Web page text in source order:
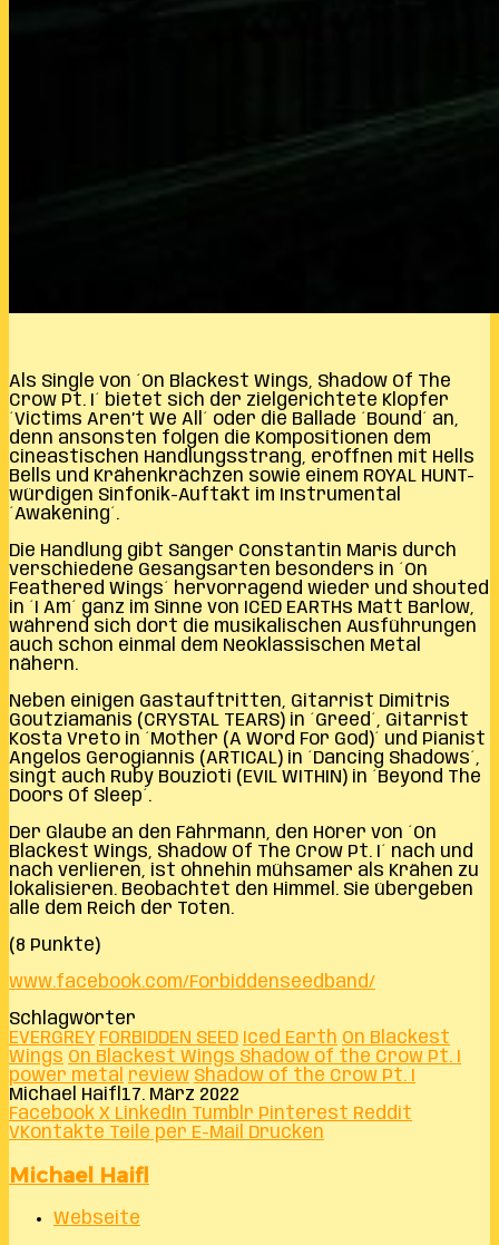
Als Single von ´On Blackest Wings, Shadow Of The
Crow Pt. I´ bietet sich der zielgerichtete Klopfer
´Victims Aren’t We All´ oder die Ballade ´Bound´ an,
denn ansonsten folgen die Kompositionen dem
cineastischen Handlungsstrang, eröffnen mit Hells
Bells und Krähenkrächzen sowie einem ROYAL HUNT-
würdigen Sinfonik-Auftakt im Instrumental
´Awakening´.
Die Handlung gibt Sänger Constantin Maris durch
verschiedene Gesangsarten besonders in ´On
Feathered Wings´ hervorragend wieder und shouted
in ´I Am´ ganz im Sinne von ICED EARTHs Matt Barlow,
während sich dort die musikalischen Ausführungen
auch schon einmal dem Neoklassischen Metal
nähern.
Neben einigen Gastauftritten, Gitarrist Dimitris
Goutziamanis (CRYSTAL TEARS) in ´Greed´, Gitarrist
Kosta Vreto in ´Mother (A Word For God)´ und Pianist
Angelos Gerogiannis (ARTICAL) in ´Dancing Shadows´,
singt auch Ruby Bouzioti (EVIL WITHIN) in ´Beyond The
Doors Of Sleep´.
Der Glaube an den Fährmann, den Hörer von ´On
Blackest Wings, Shadow Of The Crow Pt. I´ nach und
nach verlieren, ist ohnehin mühsamer als Krähen zu
lokalisieren. Beobachtet den Himmel. Sie übergeben
alle dem Reich der Toten.
(8 Punkte)
www.facebook.com/Forbiddenseedband/
Schlagwörter
EVERGREY FORBIDDEN SEED Iced Earth On Blackest
Wings On Blackest Wings Shadow of the Crow Pt. I
power metal review Shadow of the Crow Pt. I
Michael Haifl 17. März 2022
Facebook X LinkedIn Tumblr Pinterest Reddit
VKontakte Teile per E-Mail Drucken
Michael Haifl
Webseite